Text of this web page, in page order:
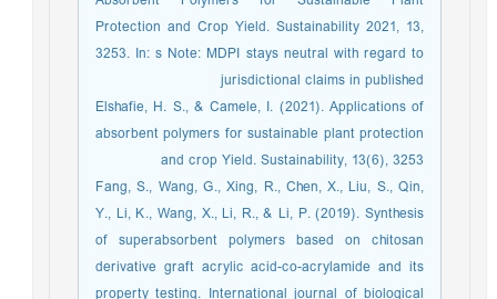
Protection and Crop Yield. Sustainability 2021, 13,
3253. In: s Note: MDPI stays neutral with regard to
jurisdictional claims in published
Elshafie, H. S., & Camele, I. (2021). Applications of
absorbent polymers for sustainable plant protection
and crop Yield. Sustainability, 13(6), 3253
Fang, S., Wang, G., Xing, R., Chen, X., Liu, S., Qin,
Y., Li, K., Wang, X., Li, R., & Li, P. (2019). Synthesis
of superabsorbent polymers based on chitosan
derivative graft acrylic acid-co-acrylamide and its